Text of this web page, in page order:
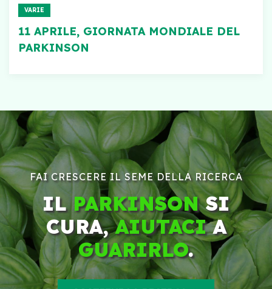
VARIE
11 APRILE, GIORNATA MONDIALE DEL
PARKINSON
FAI CRESCERE IL SEME DELLA RICERCA
ILPARKINSONSI
CURA,AIUTACIA
GUARIRLO.